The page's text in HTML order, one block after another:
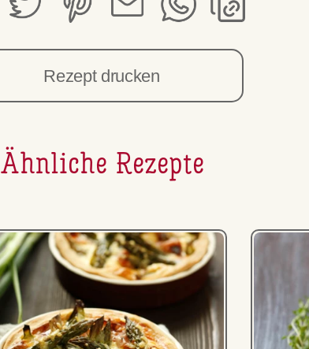
Rezept drucken
Ähnliche Rezepte